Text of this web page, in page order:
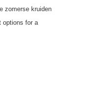
zomerse kruiden
options for a